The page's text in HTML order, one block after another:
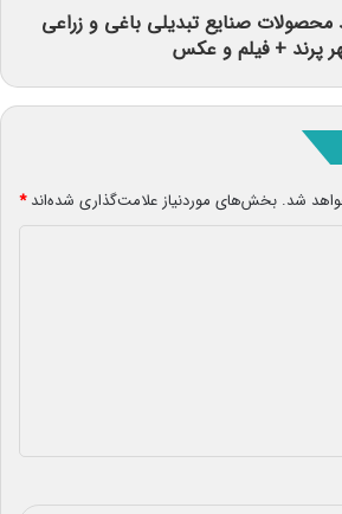
محصولات صنایع تبدیلی باغی و زراعی
پرند + فیلم و عکس
شد. بخش‌های موردنیاز علامت‌گذاری شده‌اند*